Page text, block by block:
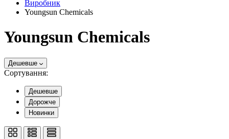
Виробник
Youngsun Chemicals
Youngsun Chemicals
Дешевше
Сортування:
Дешевше
Дорожче
Новинки